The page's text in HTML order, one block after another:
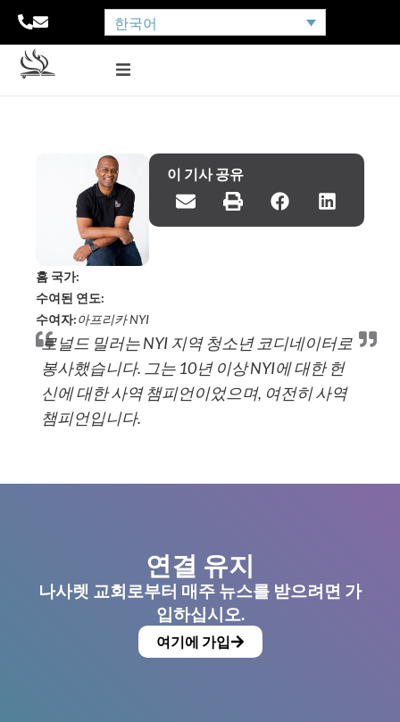
한국어
이 기사 공유
홈 국가:
수여된 연도:
수여자:아프리카 NYI
로널드 밀러는 NYI 지역 청소년 코디네이터로
봉사했습니다. 그는 10년 이상 NYI에 대한 헌
신에 대한 사역 챔피언이었으며, 여전히 사역
챔피언입니다.
연결 유지
나사렛 교회로부터 매주 뉴스를 받으려면 가
입하십시오.
여기에 가입